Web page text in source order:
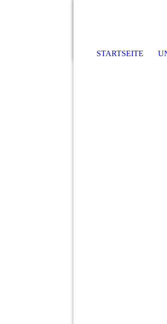
STARTSEITE